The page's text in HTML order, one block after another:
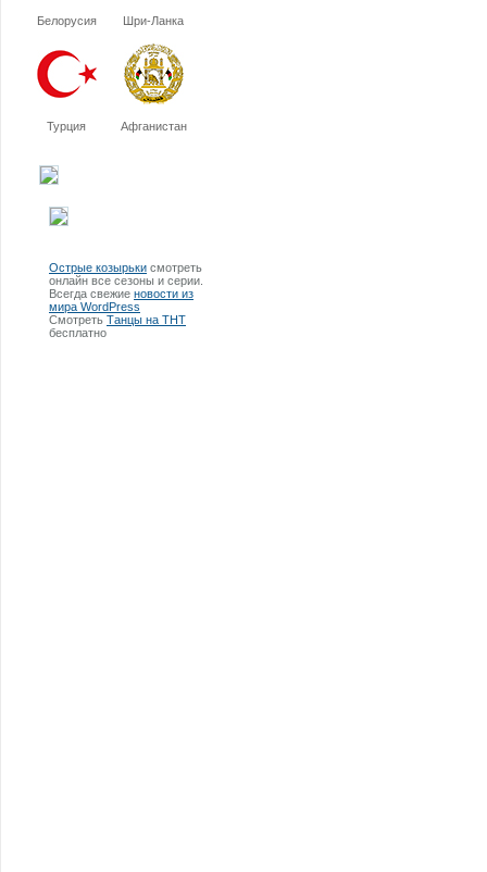
Белорусия Шри-Ланка
Турция Афганистан
Острые козырьки смотреть
онлайн все сезоны и серии.
Всегда свежие новости из
мира WordPress
Смотреть Танцы на ТНТ
бесплатно